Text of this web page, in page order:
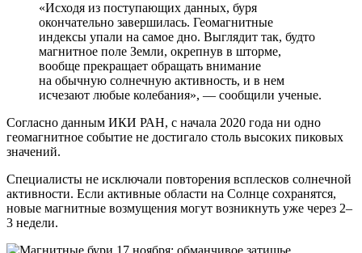
«Исходя из поступающих данных, буря
окончательно завершилась. Геомагнитные
индексы упали на самое дно. Выглядит так, будто
магнитное поле Земли, окрепнув в шторме,
вообще прекращает обращать внимание
на обычную солнечную активность, и в нем
исчезают любые колебания», — сообщили ученые.
Согласно данным ИКИ РАН, с начала 2020 года ни одно
геомагнитное событие не достигало столь высоких пиковых
значений.
Специалисты не исключали повторения всплесков солнечной
активности. Если активные области на Солнце сохранятся,
новые магнитные возмущения могут возникнуть уже через 2–
3 недели.